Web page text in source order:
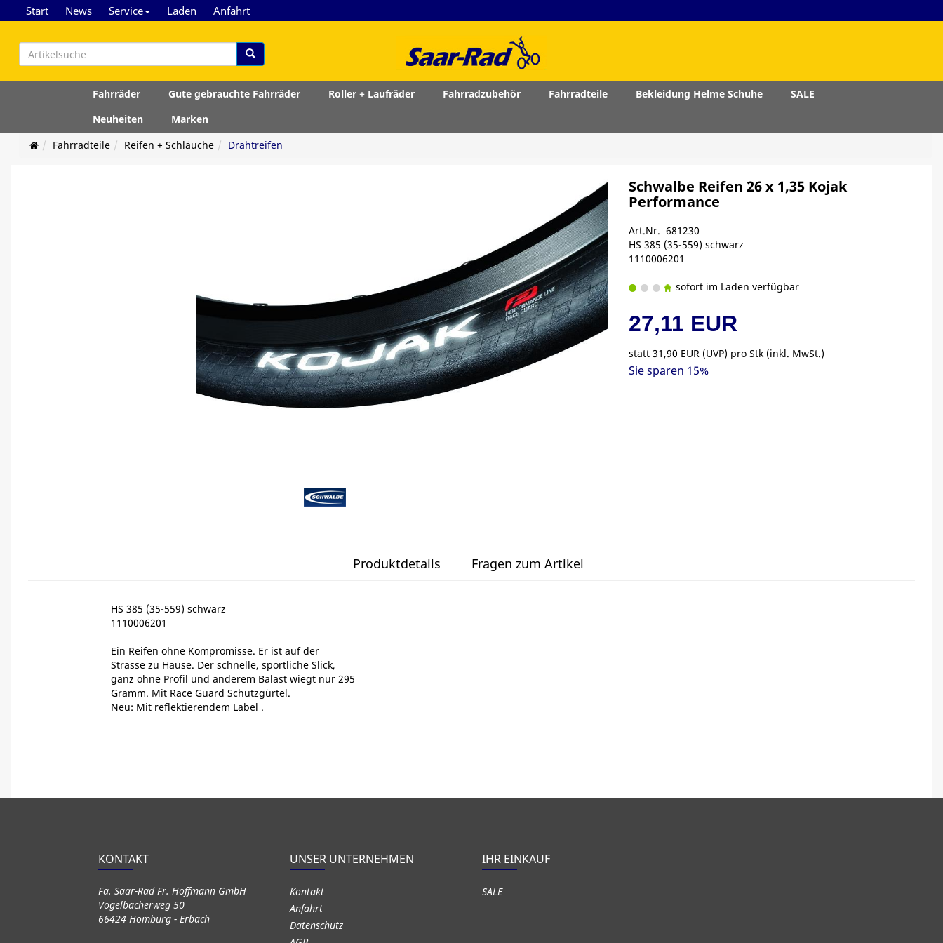
Start News Service Laden Anfahrt
Fahrräder Gute gebrauchte Fahrräder Roller + Laufräder Fahrradzubehör Fahrradteile Bekleidung Helme Schuhe
SALE
Neuheiten
Marken
Fahrradteile
Reifen + Schläuche Drahtreifen
Schwalbe Reifen 26 x 1,35 Kojak
Performance
Art.Nr. 681230
HS 385 (35-559) schwarz
1110006201
sofort im Laden verfügbar
27,11 EUR
statt31,90 EUR (UVP) pro Stk (inkl. MwSt.)
Sie sparen 15%
Produktdetails Fragen zum Artikel
HS 385 (35-559) schwarz
1110006201
Ein Reifen ohne Kompromisse. Er ist auf der
Strasse zu Hause. Der schnelle, sportliche Slick,
ganz ohne Profil und anderem Balast wiegt nur 295
Gramm. Mit Race Guard Schutzgürtel.
Neu: Mit reflektierendem Label .
KONTAKT
Fa. Saar-Rad Fr. Hoffmann GmbH
Vogelbacherweg 50
66424 Homburg - Erbach
UNSER UNTERNEHMEN
Kontakt
Anfahrt
Datenschutz
IHR EINKAUF
SALE